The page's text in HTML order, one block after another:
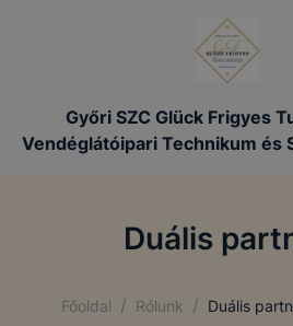
Győri SZC Glück Frigyes
Vendéglátóipari Technikum és
Duális
Főoldal / Rólunk / Duális